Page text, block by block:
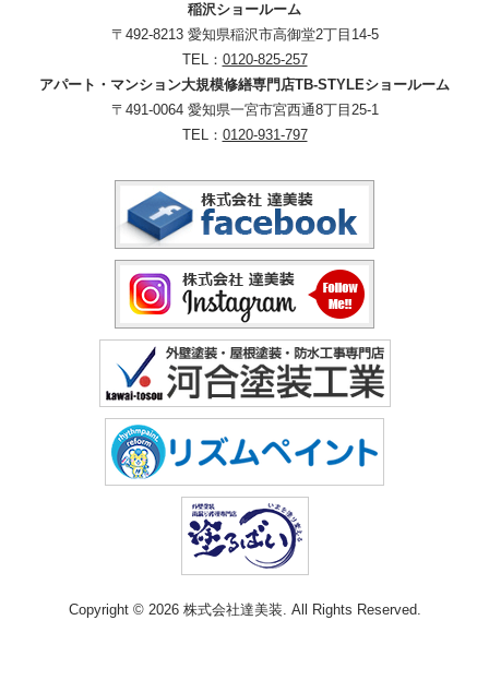
稲沢ショールーム
〒492-8213 愛知県稲沢市高御堂2丁目14-5
TEL： 0120-825-257
アパート・マンション大規模修繕専門店TB-STYLEショールーム
〒491-0064 愛知県一宮市宮西通8丁目25-1
TEL： 0120-931-797
Copyright © 2026 株式会社達美装. All Rights Reserved.